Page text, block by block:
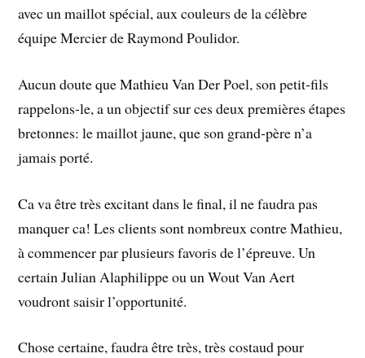
avec un maillot spécial, aux couleurs de la célèbre
équipe Mercier de Raymond Poulidor.
Aucun doute que Mathieu Van Der Poel, son petit-fils
rappelons-le, a un objectif sur ces deux premières étapes
bretonnes: le maillot jaune, que son grand-père n’a
jamais porté.
Ca va être très excitant dans le final, il ne faudra pas
manquer ca! Les clients sont nombreux contre Mathieu,
à commencer par plusieurs favoris de l’épreuve. Un
certain Julian Alaphilippe ou un Wout Van Aert
voudront saisir l’opportunité.
Chose certaine, faudra être très, très costaud pour